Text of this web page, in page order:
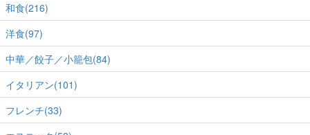
和食(216)
洋食(97)
中華／餃子／小籠包(84)
イタリアン(101)
フレンチ(33)